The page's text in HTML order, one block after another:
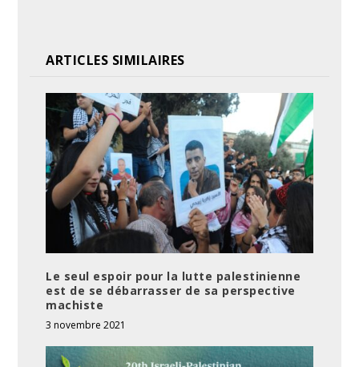
ARTICLES SIMILAIRES
Le seul espoir pour la lutte palestinienne
est de se débarrasser de sa perspective
machiste
3 novembre 2021